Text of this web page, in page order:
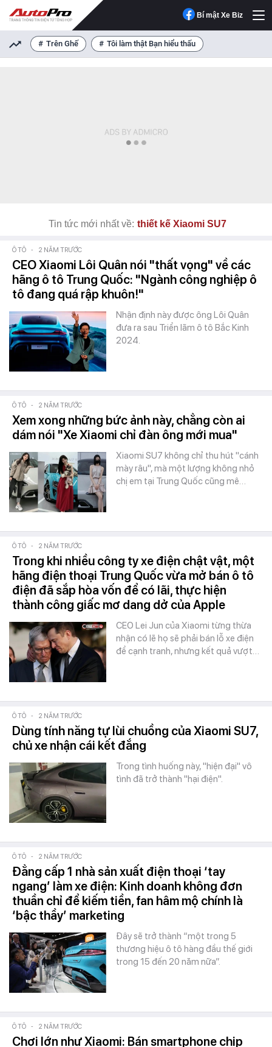
Bí mật Xe Biz
Trên Ghế Tôi làm thật Bạn hiểu thấu
Tin tức mới nhất về: thiết kế Xiaomi SU7
Ô TÔ - 2 NĂM TRƯỚC
CEO Xiaomi Lôi Quân nói "thất vọng" về các
hãng ô tô Trung Quốc: "Ngành công nghiệp ô
tô đang quá rập khuôn!"
Nhận định này được ông Lôi Quân
đưa ra sau Triển lãm ô tô Bắc Kinh
2024.
Ô TÔ - 2 NĂM TRƯỚC
Xem xong những bức ảnh này, chẳng còn ai
dám nói "Xe Xiaomi chỉ đàn ông mới mua"
Xiaomi SU7 không chỉ thu hút "cánh
mày râu", mà một lượng không nhỏ
chị em tại Trung Quốc cũng mê…
Ô TÔ - 2 NĂM TRƯỚC
Trong khi nhiều công ty xe điện chật vật, một
hãng điện thoại Trung Quốc vừa mở bán ô tô
điện đã sắp hòa vốn để có lãi, thực hiện
thành công giấc mơ dang dở của Apple
CEO Lei Jun của Xiaomi từng thừa
nhận có lẽ họ sẽ phải bán lỗ xe điện
để cạnh tranh, nhưng kết quả vượt…
Ô TÔ - 2 NĂM TRƯỚC
Dùng tính năng tự lùi chuồng của Xiaomi SU7,
chủ xe nhận cái kết đắng
Trong tình huống này, "hiện đại" vô
tình đã trở thành "hại điện".
Ô TÔ - 2 NĂM TRƯỚC
Đẳng cấp 1 nhà sản xuất điện thoại ‘tay
ngang’ làm xe điện: Kinh doanh không đơn
thuần chỉ để kiếm tiền, fan hâm mộ chính là
‘bậc thầy’ marketing
Đây sẽ trở thành “một trong 5
thương hiệu ô tô hàng đầu thế giới
trong 15 đến 20 năm nữa”.
Ô TÔ - 2 NĂM TRƯỚC
Chơi lớn như Xiaomi: Bán smartphone chip